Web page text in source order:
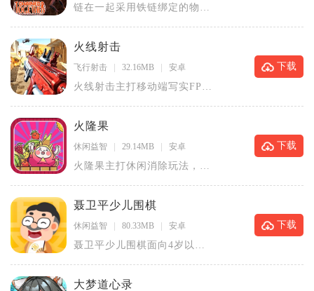
链在一起采用铁链绑定的物理
火线射击
飞行射击 32.16MB 安卓
火线射击主打移动端写实FPS
下载
火隆果
休闲益智 29.14MB 安卓
火隆果主打休闲消除玩法，以
下载
聂卫平少儿围棋
休闲益智 80.33MB 安卓
聂卫平少儿围棋面向4岁以上
下载
大梦道心录